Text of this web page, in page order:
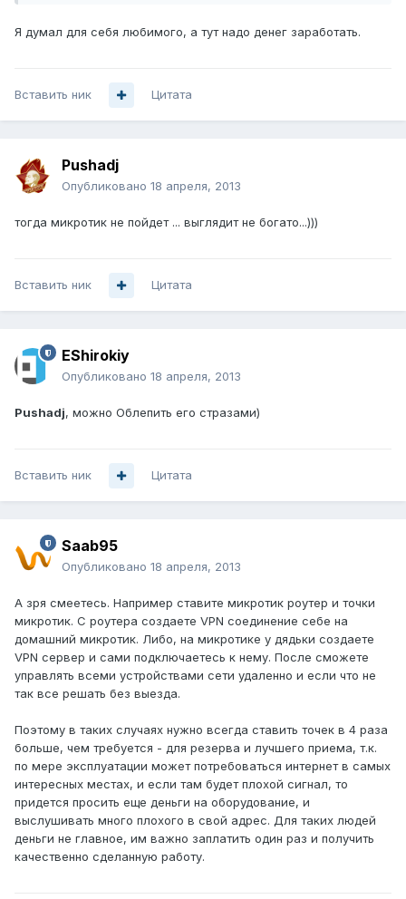
Я думал для себя любимого, а тут надо денег заработать.
Вставить ник Цитата
Pushadj
Опубликовано 18 апреля, 2013
тогда микротик не пойдет ... выглядит не богато...)))
Вставить ник Цитата
EShirokiy
Опубликовано 18 апреля, 2013
Pushadj, можно Облепить его стразами)
Вставить ник Цитата
Saab95
Опубликовано 18 апреля, 2013
А зря смеетесь. Например ставите микротик роутер и точки
микротик. С роутера создаете VPN соединение себе на
домашний микротик. Либо, на микротике у дядьки создаете
VPN сервер и сами подключаетесь к нему. После сможете
управлять всеми устройствами сети удаленно и если что не
так все решать без выезда.
Поэтому в таких случаях нужно всегда ставить точек в 4 раза
больше, чем требуется - для резерва и лучшего приема, т.к.
по мере эксплуатации может потребоваться интернет в самых
интересных местах, и если там будет плохой сигнал, то
придется просить еще деньги на оборудование, и
выслушивать много плохого в свой адрес. Для таких людей
деньги не главное, им важно заплатить один раз и получить
качественно сделанную работу.